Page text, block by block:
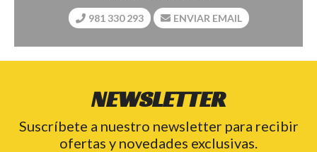
981 330 293 ENVIAR EMAIL
NEWSLETTER
Suscríbete a nuestro newsletter para recibir
ofertas y novedades exclusivas.